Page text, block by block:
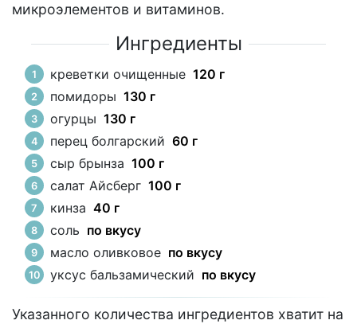
микроэлементов и витаминов.
Ингредиенты
креветки очищенные 120 г
помидоры 130 г
огурцы 130 г
перец болгарский 60 г
сыр брынза 100 г
салат Айсберг 100 г
кинза 40 г
соль по вкусу
масло оливковое по вкусу
уксус бальзамический по вкусу
Указанного количества ингредиентов хватит на